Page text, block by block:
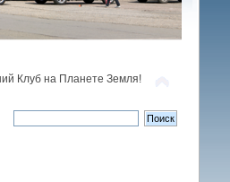
Клуб на Планете Земля!